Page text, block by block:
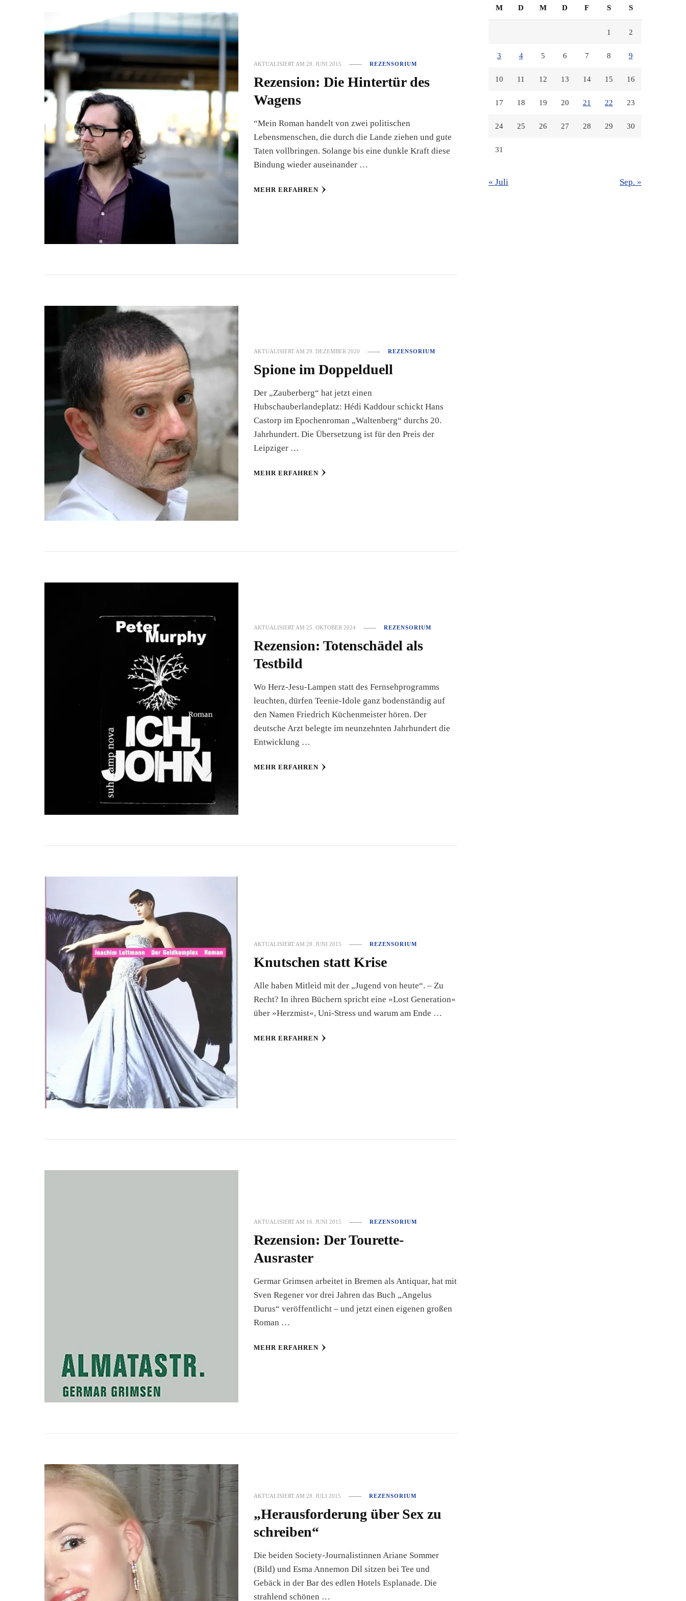
AKTUALISIERT AM28. JUNI 2015 REZENSORIUM
Rezension: Die Hintertür des
Wagens
“Mein Roman handelt von zwei politischen
Lebensmenschen, die durch die Lande ziehen und gute
Taten vollbringen. Solange bis eine dunkle Kraft diese
Bindung wieder auseinander …
MEHR ERFAHREN
AKTUALISIERT AM29. DEZEMBER 2020 REZENSORIUM
Spione im Doppelduell
Der „Zauberberg“ hat jetzt einen
Hubschauberlandeplatz: Hédi Kaddour schickt Hans
Castorp im Epochenroman „Waltenberg“ durchs 20.
Jahrhundert. Die Übersetzung ist für den Preis der
Leipziger …
MEHR ERFAHREN
AKTUALISIERT AM25. OKTOBER 2024 REZENSORIUM
Rezension: Totenschädel als
Testbild
Wo Herz-Jesu-Lampen statt des Fernsehprogramms
leuchten, dürfen Teenie-Idole ganz bodenständig auf
den Namen Friedrich Küchenmeister hören. Der
deutsche Arzt belegte im neunzehnten Jahrhundert die
Entwicklung …
MEHR ERFAHREN
AKTUALISIERT AM28. JUNI 2015 REZENSORIUM
Knutschen statt Krise
Alle haben Mitleid mit der „Jugend von heute“. – Zu
Recht? In ihren Büchern spricht eine »Lost Generation«
über »Herzmist«, Uni-Stress und warum am Ende …
MEHR ERFAHREN
AKTUALISIERT AM 16. JUNI 2015 REZENSORIUM
Rezension: Der Tourette-
Ausraster
Germar Grimsen arbeitet in Bremen als Antiquar, hat mit
Sven Regener vor drei Jahren das Buch „Angelus
Durus“ veröffentlicht – und jetzt einen eigenen großen
Roman …
MEHR ERFAHREN
AKTUALISIERT AM28. JULI 2015 REZENSORIUM
„Herausforderung über Sex zu
schreiben“
Die beiden Society-Journalistinnen Ariane Sommer
(Bild) und Esma Annemon Dil sitzen bei Tee und
Gebäck in der Bar des edlen Hotels Esplanade. Die
strahlend schönen …
M D M D F S S
1 2
3 4 5 6 7 8 9
10 11 12 13 14 15 16
17 18 19 20 21 22 23
24 25 26 27 28 29 30
31
« Juli Sep. »